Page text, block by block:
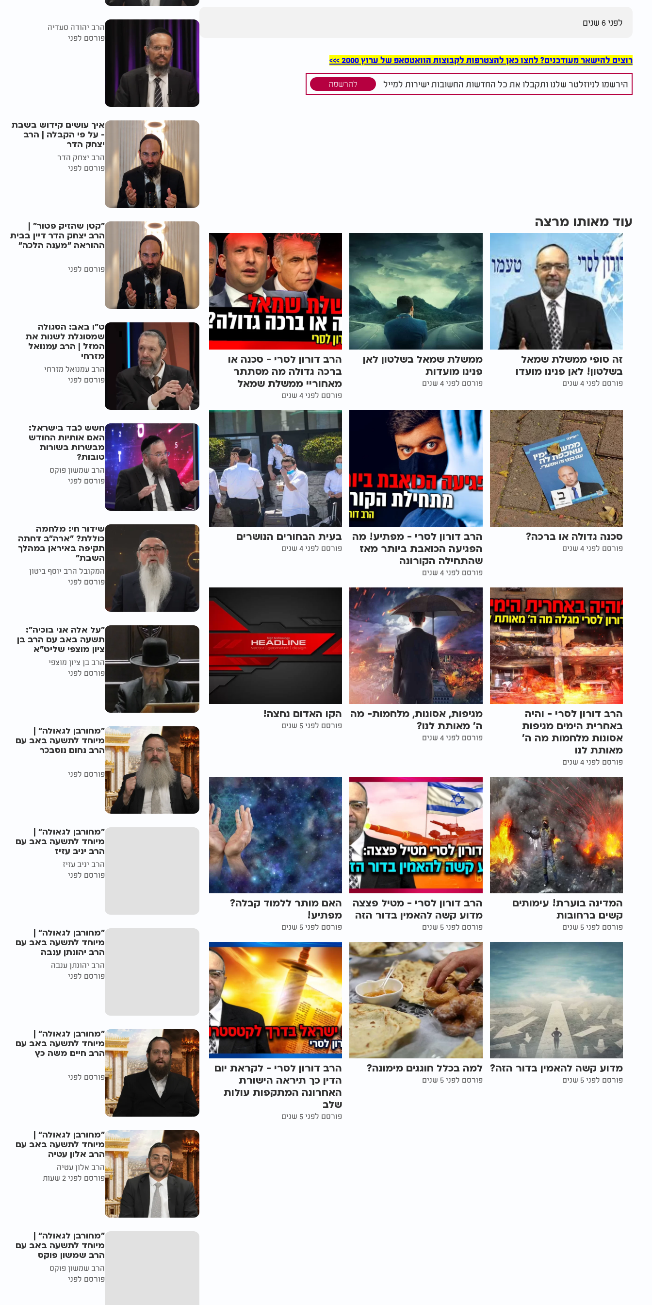
לפני 6 שנים
רוצים להישאר מעודכנים? לחצו כאן להצטרפות לקבוצות הוואטסאפ של ערוץ 2000 >>>
הירשמו לניוזלטר שלנו ותקבלו את כל החדשות החשובות ישירות למייל להרשמה
עוד מאותו מרצה
זה סופי ממשלת שמאל
בשלטון! לאן פנינו מועדו
פורסם לפני 4 שנים
ממשלת שמאל בשלטון לאן
פנינו מועדות
פורסם לפני 4 שנים
הרב דורון לסרי - סכנה או
ברכה גדולה מה מסתתר
מאחוריי ממשלת שמאל
פורסם לפני 4 שנים
סכנה גדולה או ברכה?
פורסם לפני 4 שנים
הרב דורון לסרי - מפתיע! מה
הפגיעה הכואבת ביותר מאז
שהתחילה הקורונה
פורסם לפני 4 שנים
בעית הבחורים הנושרים
פורסם לפני 4 שנים
הרב דורון לסרי - והיה
באחרית הימים מגיפות
אסונות מלחמות מה ה'
מאותת לנו
פורסם לפני 4 שנים
מגיפות, אסונות, מלחמות- מה
ה' מאותת לנו?
פורסם לפני 4 שנים
הקו האדום נחצה!
פורסם לפני 5 שנים
המדינה בוערת! עימותים
קשים ברחובות
פורסם לפני 5 שנים
הרב דורון לסרי - מטיל פצצה
מדוע קשה להאמין בדור הזה
פורסם לפני 5 שנים
האם מותר ללמוד קבלה?
מפתיע!
פורסם לפני 5 שנים
מדוע קשה להאמין בדור הזה?
פורסם לפני 5 שנים
למה בכלל חוגגים מימונה?
פורסם לפני 5 שנים
הרב דורון לסרי - לקראת יום
הדין כך תיראה הישורת
האחרונה המתקפות עולות
שלב
פורסם לפני 5 שנים
הרב יהודה סעדיה
פורסם לפני
איך עושים קידוש בשבת
- על פי הקבלה | הרב
יצחק הדר
הרב יצחק הדר
פורסם לפני
"קטן שהזיק פטור" |
הרב יצחק הדר דיין בבית
ההוראה "מענה הלכה"
פורסם לפני
ט"ו באב: הסגולה
שמסוגלת לשנות את
המזל | הרב עמנואל
מזרחי
הרב עמנואל מזרחי
פורסם לפני
חשש כבד בישראל:
האם אותיות החודש
מבשרות בשורות
טובות?
הרב שמשון פוקס
פורסם לפני
שידור חי: מלחמה
כוללת? ״ארה"ב דחתה
תקיפה באיראן במהלך
השבת״
המקובל הרב יוסף ביטון
פורסם לפני
"על אלה אני בוכיה":
תשעה באב עם הרב בן
ציון מוצפי שליט"א
הרב בן ציון מוצפי
פורסם לפני
"מחורבן לגאולה" |
מיוחד לתשעה באב עם
הרב נחום נוסבכר
פורסם לפני
"מחורבן לגאולה" |
מיוחד לתשעה באב עם
הרב יניב עזיז
הרב יניב עזיז
פורסם לפני
"מחורבן לגאולה" |
מיוחד לתשעה באב עם
הרב יהונתן ענבה
הרב יהונתן ענבה
פורסם לפני
"מחורבן לגאולה" |
מיוחד לתשעה באב עם
הרב חיים משה כץ
פורסם לפני
"מחורבן לגאולה" |
מיוחד לתשעה באב עם
הרב אלון עטיה
הרב אלון עטיה
פורסם לפני 2 שעות
"מחורבן לגאולה" |
מיוחד לתשעה באב עם
הרב שמשון פוקס
הרב שמשון פוקס
פורסם לפני